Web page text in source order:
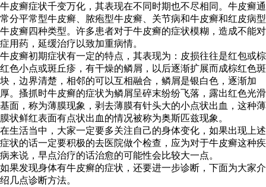
牛皮癣症状千变万化，其表现在不同时期也不尽相同。牛皮癣通
常分平常型牛皮癣、脓疱型牛皮癣、关节病和牛皮癣和红皮病型
牛皮癣四种类型。许多患者对于牛皮癣的症状模糊，造成不能对
症用药，延缓治疗以致加重病情。
牛皮癣初期症状有一定的特点，其表现为：皮损往往是红包或棕
红色小点或斑丘疹，有干燥的鳞屑，以后逐渐扩展而成棕红色斑
块，边界清楚，相邻的可以互相融合，鳞屑是银白色，逐渐加
厚。搔抓时牛皮癣的症状为鳞屑呈碎末纷纷飞落，露出红色光滑
基面，称为薄膜现象，剥去薄膜有针头大的小点状出血，这种薄
膜状鲜红表面有点状出血的情况被称为奥斯匹兹现象。
在生活当中，大家一定要多关注自己的身体变化，如果出现上述
症状的话一定要积极的去医院做个检查，应为对于牛皮癣这种疾
病来说，早点治疗的话治愈的可能性会比较大一点。
如果发现身体有牛皮癣的症状，还要进一步诊断，下面为大家介
绍几点诊断方法。